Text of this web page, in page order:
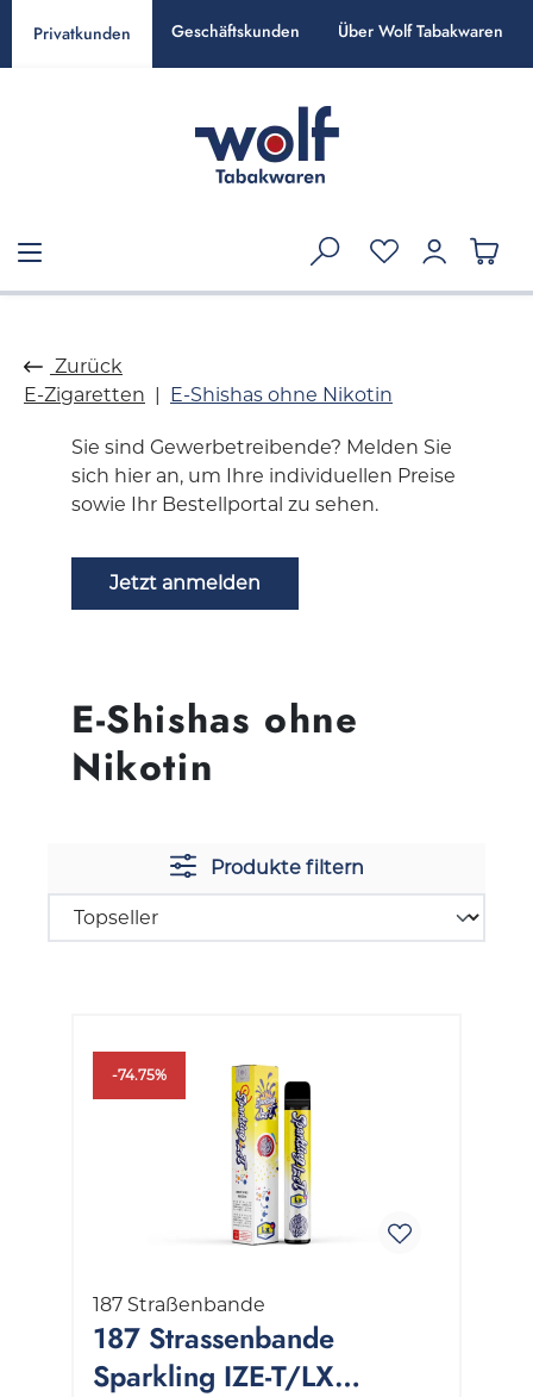
springen
Privatkunden Geschäftskunden Über Wolf Tabakwaren
Zurück
E-Zigaretten
E-Shishas ohne Nikotin
E-Shishas ohne
Nikotin
Sie sind Gewerbetreibende? Melden Sie
sich hier an, um Ihre individuellen Preise
sowie Ihr Bestellportal zu sehen.
Jetzt anmelden
Produkte filtern
-74.75%
187 Straßenbande
187 Strassenbande
Sparkling IZE-T/LX